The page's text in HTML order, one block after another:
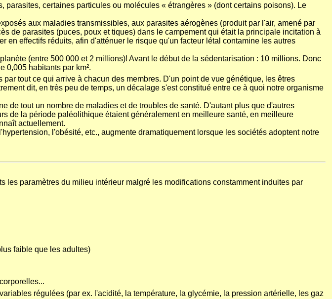
certaines particules ou molécules « étrangères » (dont certains poisons). Le
aux maladies transmissibles, aux parasites aérogènes (produit par l'air, amené par
de parasites (puces, poux et tiques) dans le campement qui était la principale incitation à
effectifs réduits, afin d'atténuer le risque qu'un facteur létal contamine les autres
(entre 500 000 et 2 millions)! Avant le début de la sédentarisation : 10 millions. Donc
0,005 habitants par km².
tout ce qui arrive à chacun des membres. D'un point de vue génétique, les êtres
dit, en très peu de temps, un décalage s'est constitué entre ce à quoi notre organisme
de tout un nombre de maladies et de troubles de santé. D'autant plus que d'autres
de la période paléolithique étaient généralement en meilleure santé, en meilleure
actuellement.
l'obésité, etc., augmente dramatiquement lorsque les sociétés adoptent notre
les paramètres du milieu intérieur malgré les modifications constamment induites par
faible que les adultes)
régulées (par ex. l'acidité, la température, la glycémie, la pression artérielle, les gaz